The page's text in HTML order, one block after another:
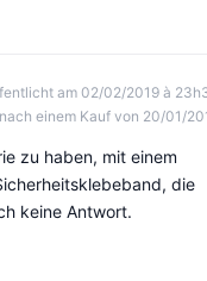
am 02/02/2019 à
nach einem Kauf von 20/01/
zu haben, mit einem
die
keine Antwort.